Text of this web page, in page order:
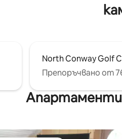
North Conway Golf
Препоръчвано от
Апартаменти